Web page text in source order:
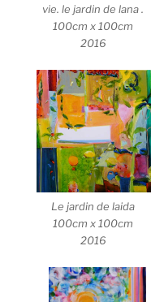
vie. le jardin de lana .
100cm x 100cm
2016
Le jardin de laida
100cm x 100cm
2016